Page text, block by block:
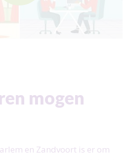
mogen
en Zandvoort is er om